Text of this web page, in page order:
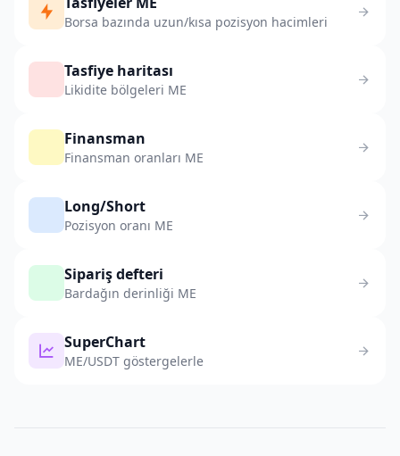
Borsa bazında uzun/kısa pozisyon hacimleri
Tasfiye haritası
Likidite bölgeleri ME
Finansman
Finansman oranları ME
Long/Short
Pozisyon oranı ME
Sipariş defteri
Bardağın derinliği ME
SuperChart
ME/USDT göstergelerle